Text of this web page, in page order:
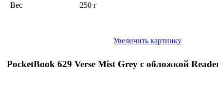
Вес
250 г
Увеличить картинку
PocketBook 629 Verse Mist Grey с обложкой